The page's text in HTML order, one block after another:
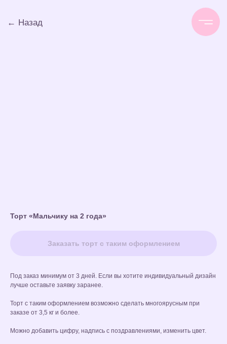
Торт «Мальчику на 2 года»
Заказать торт с таким оформлением
Под заказ минимум от 3 дней. Если вы хотите индивидуальный дизайн
лучше оставьте заявку заранее.
Торт с таким оформлением возможно сделать многоярусным при
заказе от 3,5 кг и более.
Можно добавить цифру, надпись с поздравлениями, изменить цвет.